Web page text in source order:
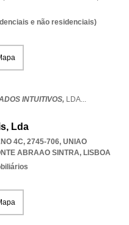
e não residenciais)
INTUITIVOS, LDA...
Lda
4C, 2745-706, UNIAO
ABRAAO SINTRA, LISBOA